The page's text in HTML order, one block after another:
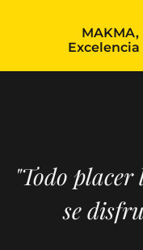
"Todo
se